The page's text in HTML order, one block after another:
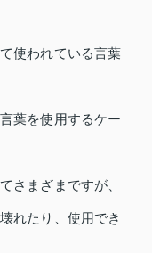
使われている言葉
葉を使用するケー
さまざまですが、
れたり、使用でき